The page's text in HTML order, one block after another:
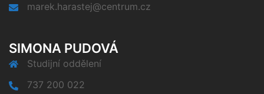
marek.harastej@centrum.cz
SIMONA PUDOVÁ
Studijní oddělení
737 200 022